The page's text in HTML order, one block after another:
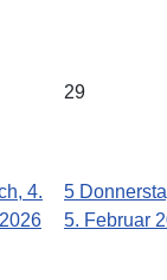
29
4.
5
5. Februar